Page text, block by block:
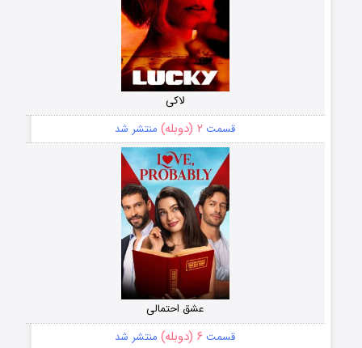
لاکی
قسمت ۲ (دوبله) منتشر شد
عشق احتمالی
قسمت ۶ (دوبله) منتشر شد